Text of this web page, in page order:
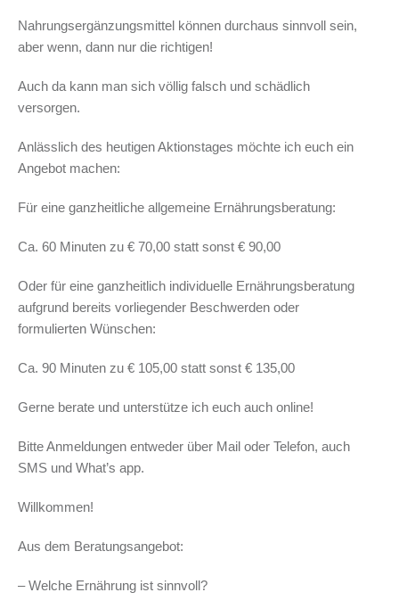
Nahrungsergänzungsmittel können durchaus sinnvoll sein,
aber wenn, dann nur die richtigen!
Auch da kann man sich völlig falsch und schädlich
versorgen.
Anlässlich des heutigen Aktionstages möchte ich euch ein
Angebot machen:
Für eine ganzheitliche allgemeine Ernährungsberatung:
Ca. 60 Minuten zu € 70,00 statt sonst € 90,00
Oder für eine ganzheitlich individuelle Ernährungsberatung
aufgrund bereits vorliegender Beschwerden oder
formulierten Wünschen:
Ca. 90 Minuten zu € 105,00 statt sonst € 135,00
Gerne berate und unterstütze ich euch auch online!
Bitte Anmeldungen entweder über Mail oder Telefon, auch
SMS und What’s app.
Willkommen!
Aus dem Beratungsangebot:
– Welche Ernährung ist sinnvoll?